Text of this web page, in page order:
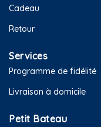
Cadeau
Retour
Services
Programme de fidélité
Livraison à domicile
Petit Bateau